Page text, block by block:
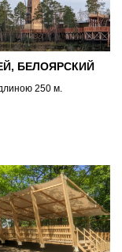
БЕЛОЯРСКИЙ
250 м.